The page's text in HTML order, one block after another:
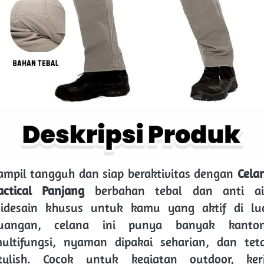
tangguh dan siap beraktivitas dengan
Panjang berbahan tebal dan anti
khusus untuk kamu yang aktif di
celana ini punya banyak
nyaman dipakai seharian, dan
Cocok untuk kegiatan outdoor,